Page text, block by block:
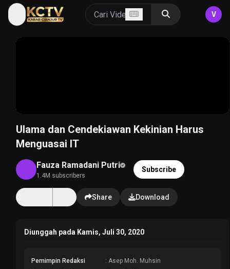
V
Ulama dan Cendekiawan Kekinian Harus
Menguasai IT
Fauza Ramadani Putri
1.4M subscribers
Subscribe
Share Download
Diunggah pada Kamis, Juli 30, 2020
Pemimpin Redaksi
: Asep Moh. Muhsin